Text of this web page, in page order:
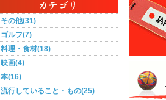
その他(31)
ゴルフ(7)
料理・食材(18)
映画(4)
本(16)
流行していること・もの(25)